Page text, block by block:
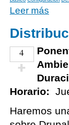
Leer más
4
¡Vota positivo!
Horario:
Haremos